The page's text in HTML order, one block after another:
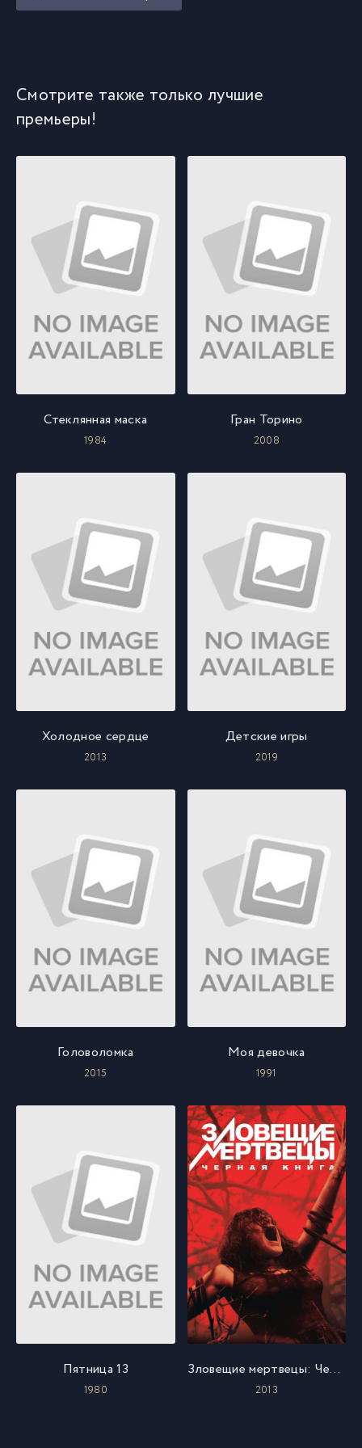
Смотрите также только лучшие
премьеры!
Стеклянная маска
1984
Гран Торино
2008
Холодное сердце
2013
Детские игры
2019
Головоломка
2015
Моя девочка
1991
Пятница 13
1980
Зловещие мертвецы: Черная книга
2013